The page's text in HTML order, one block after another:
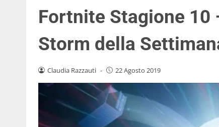
Fortnite Stagione 10
Storm della
Claudia Razzauti - 22 Agosto 2019